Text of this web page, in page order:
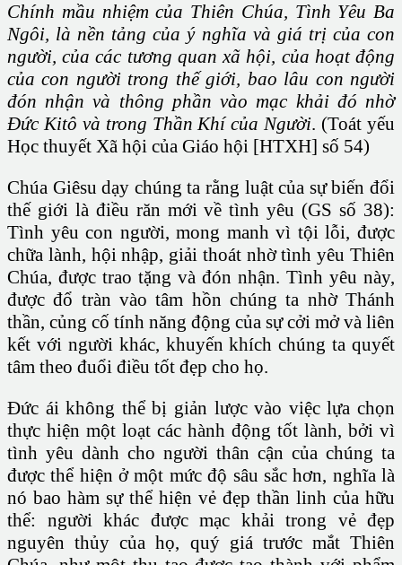
Chính mầu nhiệm của Thiên Chúa, Tình Yêu Ba
Ngôi, là nền tảng của ý nghĩa và giá trị của con
người, của các tương quan xã hội, của hoạt động
của con người trong thế giới, bao lâu con người
đón nhận và thông phần vào mạc khải đó nhờ
Đức Kitô và trong Thần Khí của Người. (Toát yếu
Học thuyết Xã hội của Giáo hội [HTXH] số 54)
Chúa Giêsu dạy chúng ta rằng luật của sự biến đổi
thế giới là điều răn mới về tình yêu (GS số 38):
Tình yêu con người, mong manh vì tội lỗi, được
chữa lành, hội nhập, giải thoát nhờ tình yêu Thiên
Chúa, được trao tặng và đón nhận. Tình yêu này,
được đổ tràn vào tâm hồn chúng ta nhờ Thánh
thần, củng cố tính năng động của sự cởi mở và liên
kết với người khác, khuyến khích chúng ta quyết
tâm theo đuổi điều tốt đẹp cho họ.
Đức ái không thể bị giản lược vào việc lựa chọn
thực hiện một loạt các hành động tốt lành, bởi vì
tình yêu dành cho người thân cận của chúng ta
được thể hiện ở một mức độ sâu sắc hơn, nghĩa là
nó bao hàm sự thể hiện vẻ đẹp thần linh của hữu
thể: người khác được mạc khải trong vẻ đẹp
nguyên thủy của họ, quý giá trước mắt Thiên